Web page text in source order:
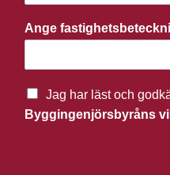
Ange
Jag har läst och
Byggingenjörsbyråns